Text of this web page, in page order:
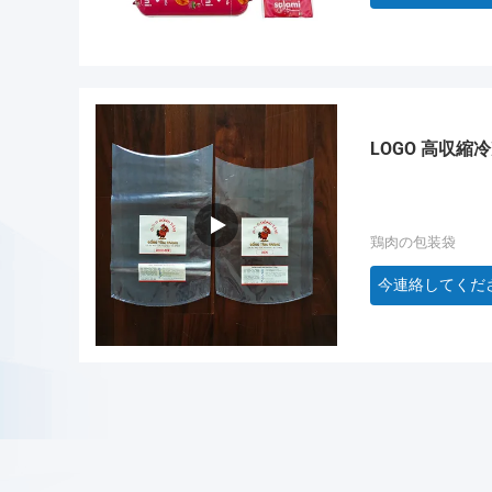
LOGO 高収縮
鶏肉の包装袋
今連絡してくだ